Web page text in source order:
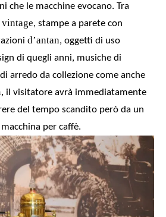
che le macchine evocano. Tra
vintage, stampe a parete con
d’antan, oggetti di uso
di quegli anni, musiche di
arredo da collezione come anche
il visitatore avrà immediatamente
del tempo scandito però da un
per caffè.